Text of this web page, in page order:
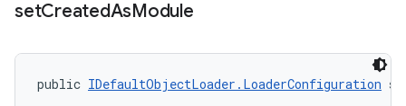
setCreatedAsModule
public IDefaultObjectLoader.LoaderConfiguration